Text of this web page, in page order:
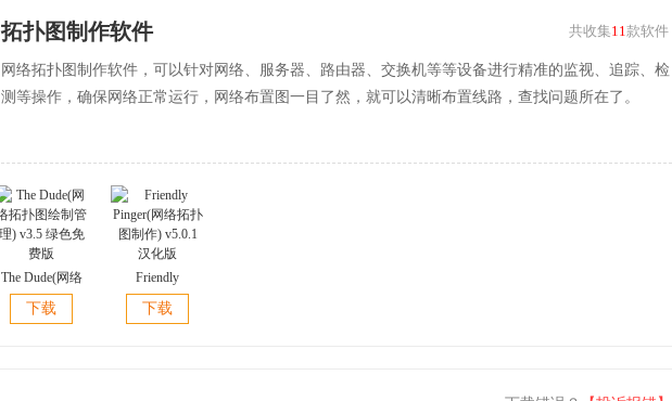
共收集11款软件
拓扑图制作软件
网络拓扑图制作软件，可以针对网络、服务器、路由器、交换机等等设备进行精准的监视、追踪、检
测等操作，确保网络正常运行，网络布置图一目了然，就可以清晰布置线路，查找问题所在了。
The Dude(网络
拓扑图绘制管
理) v3.5 绿色免
下载
Friendly
Pinger(网络拓扑
图制作) v5.0.1
下载